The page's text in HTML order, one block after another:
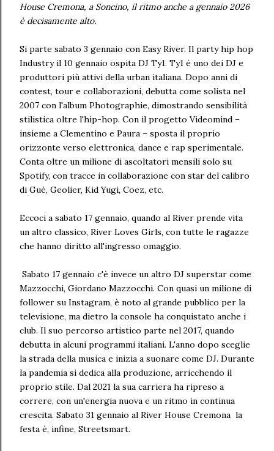
House Cremona, a Soncino, il ritmo anche a gennaio 2026
è decisamente alto.
Si parte sabato 3 gennaio con Easy River. Il party hip hop
Industry il 10 gennaio ospita DJ Ty1. Ty1 è uno dei DJ e
produttori più attivi della urban italiana. Dopo anni di
contest, tour e collaborazioni, debutta come solista nel
2007 con l'album Photographie, dimostrando sensibilità
stilistica oltre l'hip-hop. Con il progetto Videomind –
insieme a Clementino e Paura – sposta il proprio
orizzonte verso elettronica, dance e rap sperimentale.
Conta oltre un milione di ascoltatori mensili solo su
Spotify, con tracce in collaborazione con star del calibro
di Guè, Geolier, Kid Yugi, Coez, etc.
Eccoci a sabato 17 gennaio, quando al River prende vita
un altro classico, River Loves Girls, con tutte le ragazze
che hanno diritto all'ingresso omaggio.
Sabato 17 gennaio c'è invece un altro DJ superstar come
Mazzocchi, Giordano Mazzocchi. Con quasi un milione di
follower su Instagram, è noto al grande pubblico per la
televisione, ma dietro la console ha conquistato anche i
club. Il suo percorso artistico parte nel 2017, quando
debutta in alcuni programmi italiani. L'anno dopo sceglie
la strada della musica e inizia a suonare come DJ. Durante
la pandemia si dedica alla produzione, arricchendo il
proprio stile. Dal 2021 la sua carriera ha ripreso a
correre, con un'energia nuova e un ritmo in continua
crescita. Sabato 31 gennaio al River House Cremona la
festa è, infine, Streetsmart.